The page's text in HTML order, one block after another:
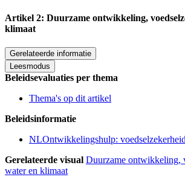
Artikel 2: Duurzame ontwikkeling,
klimaat
Gerelateerde informatie
Leesmodus
Beleidsevaluaties per thema
Thema's op dit artikel
Beleidsinformatie
NLOntwikkelingshulp:
Gerelateerde visual Duurzame ontwikkeling,
water en klimaat